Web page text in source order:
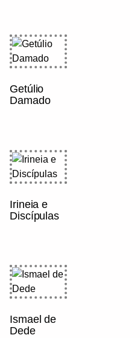
Getúlio
Damado
Irineia e
Discípulas
Ismael de
Dede